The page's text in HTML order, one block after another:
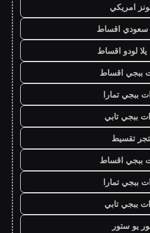
امريكي
سعودي اقساط
لودو اقساط
ببجي اقساط
ببجي تمارا
ببجي تابي
تقسيط
ببجي اقساط
ببجي تمارا
ببجي تابي
يو ستور